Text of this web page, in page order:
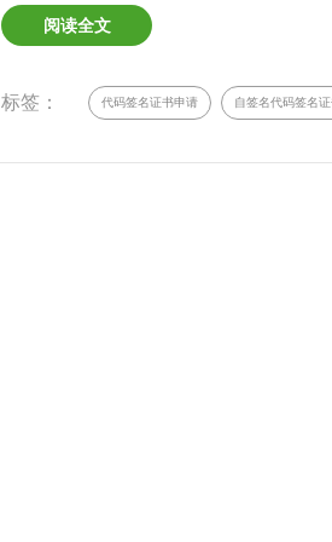
阅读全文
标签： 代码签名证书申请 自签名代码签名